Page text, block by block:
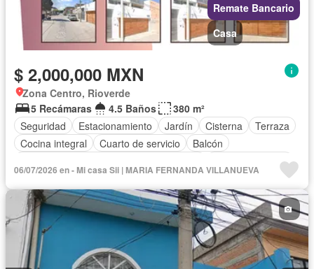
Remate Bancario
Casa
$ 2,000,000 MXN
Zona Centro, Rioverde
5 Recámaras
4.5 Baños
380 m²
Seguridad
Estacionamiento Jardín Cisterna
Terraza
Cocina integral
Cuarto de servicio
Balcón
Cocina equipada
Sala polivalente
Internet
Circuito cerrado de televisión
Electricidad
Agua
Cuarto de Limpieza
Televisión por cable
Despacho
Vista panorámica
Recámara con closet
Caseta de vigilancia Sin amueblar
06/07/2026 en - Mi casa Sii | MARIA FERNANDA VILLANUEVA